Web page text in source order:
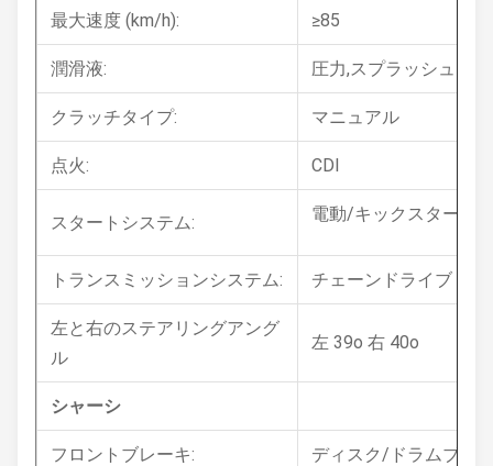
最大速度 (km/h): ≥85
潤滑液: 圧力,スプラッシュ
クラッチタイプ: マニュアル
点火: CDI
スタートシステム: 電動/キックスタート
トランスミッションシステム: チェーンドライブ
左と右のステアリングアング
ル
左 39o 右 40o
シャーシ
フロントブレーキ: ディスク/ドラムブレ